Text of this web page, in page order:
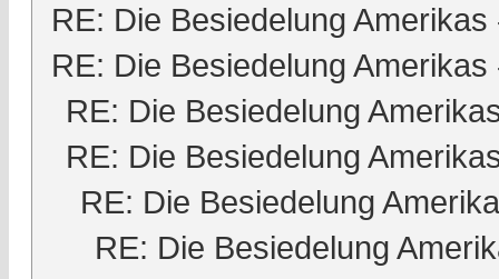
RE: Die Besiedelung Amerikas
RE: Die Besiedelung Amerikas
RE: Die Besiedelung
RE: Die Besiedelung
RE: Die Besiedelung
RE: Die Besiedelung